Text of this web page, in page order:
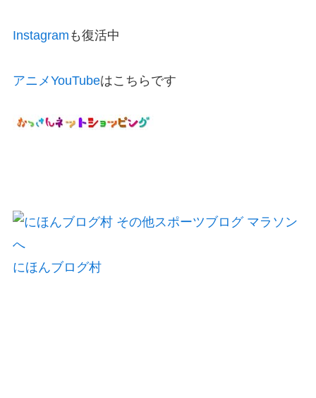
Instagram も復活中
アニメYouTubeはこちらです
にほんブログ村